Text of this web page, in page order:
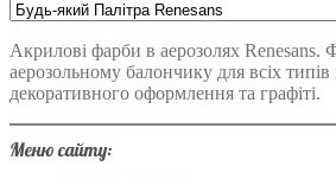
Акрилові фарби в аерозолях Renesans.
аерозольному балончику для всіх типів
декоративного оформлення та графіті.
Меню сайту: